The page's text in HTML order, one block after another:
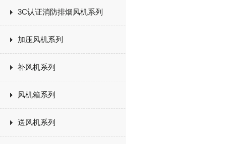
3C认证消防排烟风机系列
加压风机系列
补风机系列
风机箱系列
送风机系列